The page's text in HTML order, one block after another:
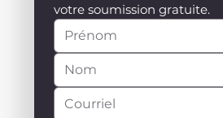
votre soumission gratuite.